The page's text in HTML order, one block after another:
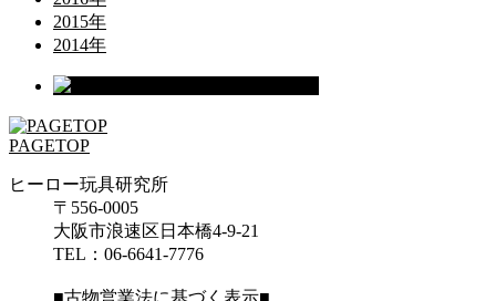
2015年
2014年
PAGETOP
ヒーロー玩具研究所
〒556-0005
大阪市浪速区日本橋4-9-21
TEL：06-6641-7776
■古物営業法に基づく表示■